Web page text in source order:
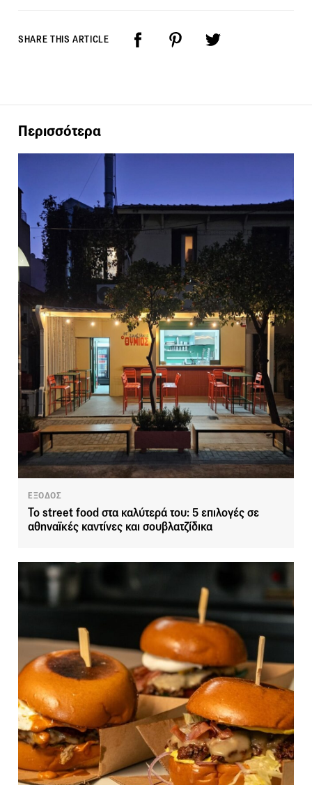
SHARE THIS ARTICLE
Περισσότερα
ΕΞΟΔΟΣ
Το street food στα καλύτερά του: 5 επιλογές σε
αθηναϊκές καντίνες και σουβλατζίδικα